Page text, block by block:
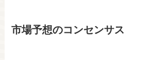
市場予想のコンセンサス